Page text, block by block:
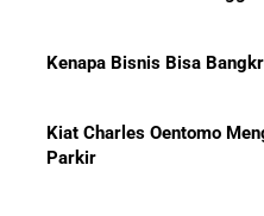
BBM?
Kiat Charles Oentomo
Dari Penjaga Toko ke